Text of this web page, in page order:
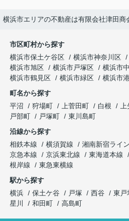
横浜市エリアの不動産は有限会社津田商
市区町村から探す
横浜市保土ケ谷区
横浜市神奈川区
横浜市旭区
横浜市戸塚区 横浜市
横浜市鶴見区
横浜市緑区
横浜市
町名から探す
平沼
狩場町 上菅田町 白根
戸部町
戸塚町
東川島町
沿線から探す
相鉄本線
横須賀線 湘南新宿ライ
京急本線
京浜東北線 東海道本線
根岸線
東急東横線
駅から探す
横浜
保土ケ谷 戸塚 西谷 東戸
星川
和田町 高島町